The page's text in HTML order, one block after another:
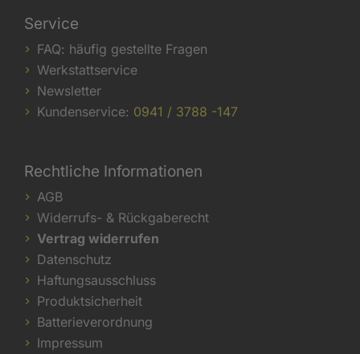
Service
FAQ: häufig gestellte Fragen
Werkstattservice
Newsletter
Kundenservice: 0941 / 3788 -147
Rechtliche Informationen
AGB
Widerrufs- & Rückgaberecht
Vertrag widerrufen
Datenschutz
Haftungsausschluss
Produktsicherheit
Batterieverordnung
Impressum